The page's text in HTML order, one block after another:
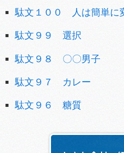
駄文１００ 人は簡単に
駄文９９ 選択
駄文９８ 〇〇男子
駄文９７ カレー
駄文９６ 糖質